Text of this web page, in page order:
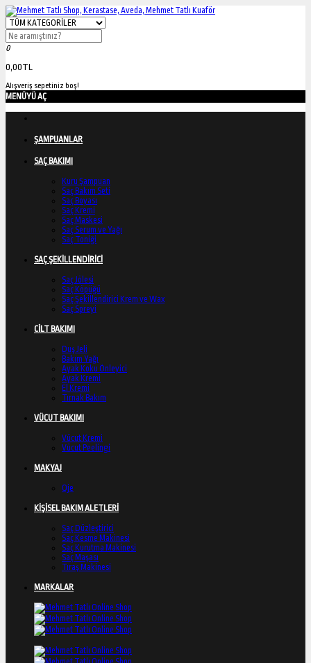
0
0,00TL
Alışveriş sepetiniz boş!
MENÜYÜ AÇ
ŞAMPUANLAR
SAÇ BAKIMI
Kuru Şampuan
Saç Bakım Seti
Saç Boyası
Saç Kremi
Saç Maskesi
Saç Serum ve Yağı
Saç Toniği
SAÇ ŞEKİLLENDİRİCİ
Saç Jölesi
Saç Köpüğü
Saç Şekillendirici Krem ve Wax
Saç Spreyi
CİLT BAKIMI
Duş Jeli
Bakım Yağı
Ayak Koku Önleyici
Ayak Kremi
El Kremi
Tırnak Bakım
VÜCUT BAKIMI
Vücut Kremi
Vücut Peelingi
MAKYAJ
Oje
KİŞİSEL BAKIM ALETLERİ
Saç Düzleştirici
Saç Kesme Makinesi
Saç Kurutma Makinesi
Saç Maşası
Tıraş Makinesi
MARKALAR